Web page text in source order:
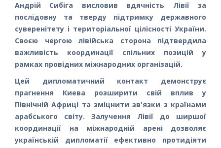
Андрій Сибіга висловив вдячність Лівії за
послідовну та тверду підтримку державного
суверенітету і територіальної цілісності України.
Своєю чергою лівійська сторона підтвердила
важливість координації спільних позицій у
рамках провідних міжнародних організацій.
Цей дипломатичний контакт демонструє
прагнення Киева розширити свій вплив у
Північній Африці та зміцнити зв'язки з країнами
арабського світу. Залучення Лівії до ширшої
координації на міжнародній арені дозволяє
українській дипломатії ефективно протидіяти